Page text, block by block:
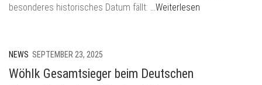
besonderes historisches Datum fällt: …Weiterlesen
NEWS SEPTEMBER 23, 2025
Wöhlk Gesamtsieger beim Deutschen